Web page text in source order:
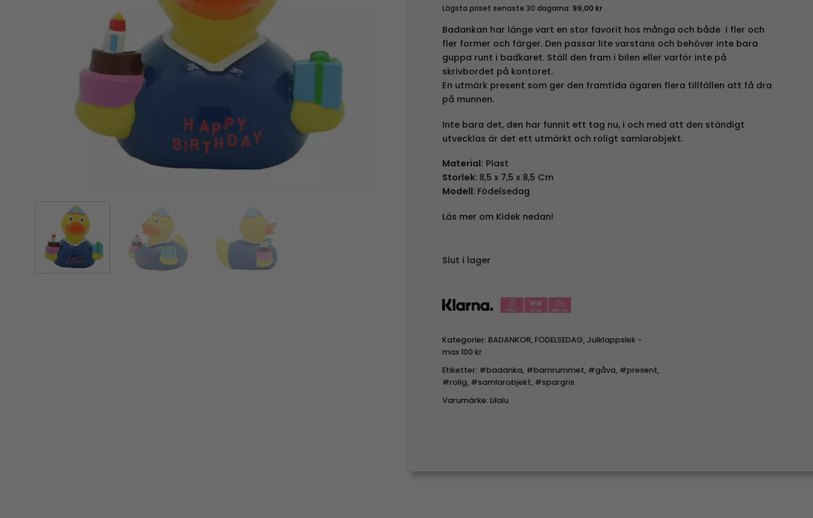
Lägsta priset senaste 30 dagarna: 99,00 kr
Badankan har länge vart en stor favorit hos många och både i fler och
fler former och färger. Den passar lite varstans och behöver inte bara
guppa runt i badkaret. Ställ den fram i bilen eller varför inte på
skrivbordet på kontoret.
En utmärk present som ger den framtida ägaren flera tillfällen att få dra
på munnen.
Inte bara det, den har funnit ett tag nu, i och med att den ständigt
utvecklas är det ett utmärkt och roligt samlarobjekt.
Material: Plast
Storlek: 8,5 x 7,5 x 8,5 Cm
Modell: Födelsedag
Läs mer om Kidek nedan!
Slut i lager
Kategorier: BADANKOR,FÖDELSEDAG, Julklappslek -
max 100 kr
Etiketter: #badanka, #barnrummet, #gåva, #present,
#rolig, #samlarobjekt, #spargris
Varumärke: Lilalu